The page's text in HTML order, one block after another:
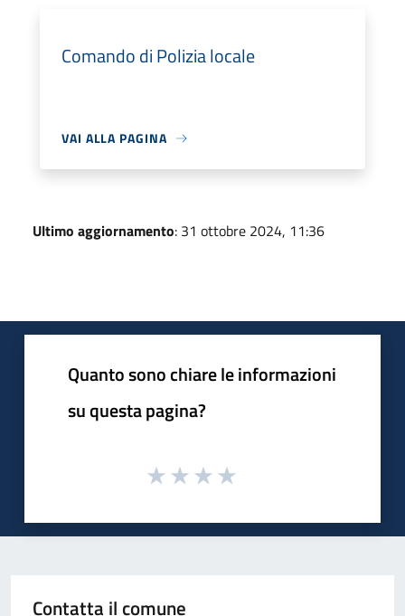
Comando di Polizia locale
VAI ALLA PAGINA
Ultimo aggiornamento: 31 ottobre 2024, 11:36
Quanto sono chiare le informazioni
su questa pagina?
Contatta il comune